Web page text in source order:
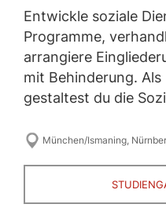
Entwickle soziale
Programme,
arrangiere
mit Behinderung.
gestaltest du die
München/Ismaning,